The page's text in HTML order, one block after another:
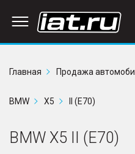
Главная
Продажа
BMW X5 II (E70)
BMW X5 II (E70)